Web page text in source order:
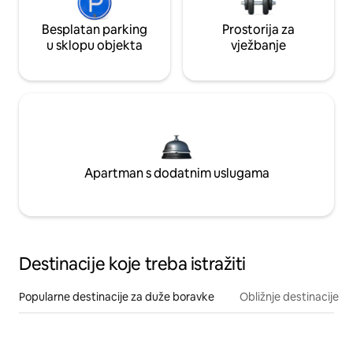
Besplatan parking
u sklopu objekta
Prostorija za
vježbanje
Apartman s dodatnim uslugama
Destinacije koje treba istražiti
Popularne destinacije za duže boravke Obližnje destinacije